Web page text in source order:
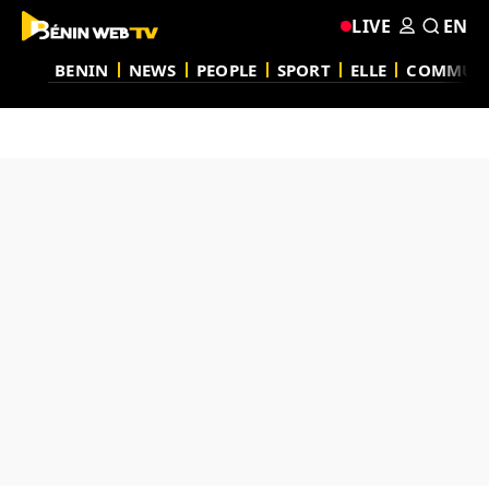
BENIN NEWS PEOPLE SPORT ELLE
LIVE EN